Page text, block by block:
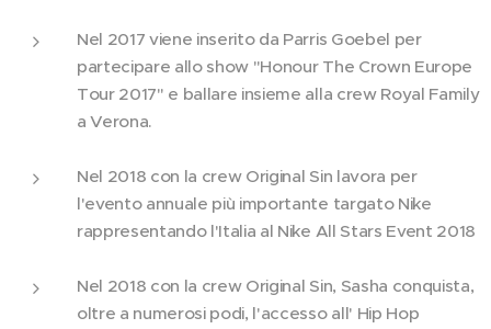
Nel 2017 viene inserito da Parris Goebel per
partecipare allo show "Honour The Crown Europe
Tour 2017" e ballare insieme alla crew Royal Family
a Verona.
Nel 2018 con la crew Original Sin lavora per
l'evento annuale più importante targato Nike
rappresentando l'Italia al Nike All Stars Event 2018
Nel 2018 con la crew Original Sin, Sasha conquista,
oltre a numerosi podi, l'accesso all' Hip Hop